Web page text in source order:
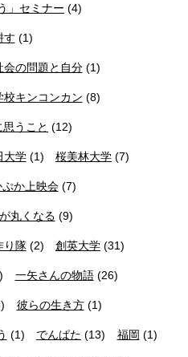
」セミナー (4)
す (1)
会の問題と自分(1)
校キンコンカン (8)
うこと (12)
大学(1) 桜美林大学 (7)
か上映会(7)
丸くなる (9)
り隊(2) 創英大学 (31)
一矢さんの物語(26)
彼らの生き方(1)
(1) でんぱた (13) 福岡 (1)